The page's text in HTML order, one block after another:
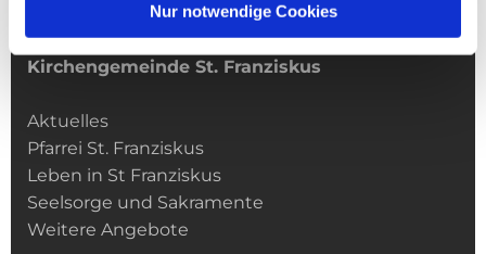
Nur notwendige Cookies
Kirchengemeinde­­ St. Franziskus
Aktuelles
Pfarrei St. Franziskus
Leben in St Franziskus
Seelsorge und Sakramente
Weitere Angebote